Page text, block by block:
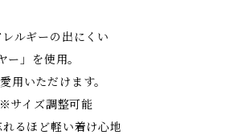
ルギーの出にくい
」を使用。
用いただけます。
サイズ調整可能
るほど軽い着け心地